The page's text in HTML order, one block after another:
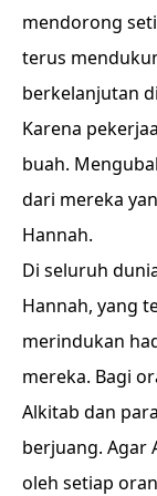
mendorong
terus
berkelanjutan
Karena
buah.
dari mereka
Hannah.
Di seluruh
Hannah, yang
merindukan
mereka. Bagi
Alkitab dan
berjuang. Agar
oleh setiap